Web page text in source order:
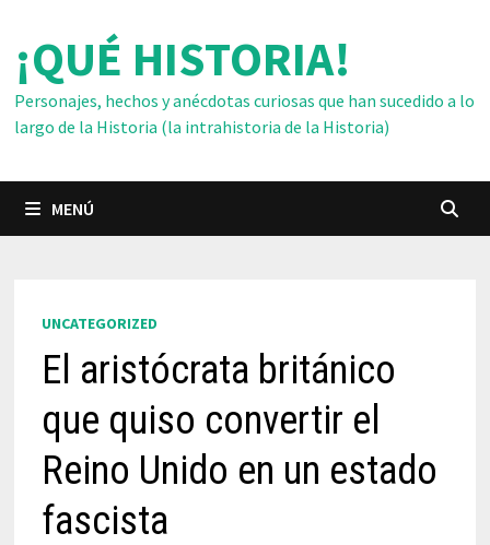
contenido
¡QUÉ HISTORIA!
Personajes, hechos y anécdotas curiosas que han sucedido a lo
largo de la Historia (la intrahistoria de la Historia)
MENÚ
UNCATEGORIZED
El aristócrata británico
que quiso convertir el
Reino Unido en un estado
fascista